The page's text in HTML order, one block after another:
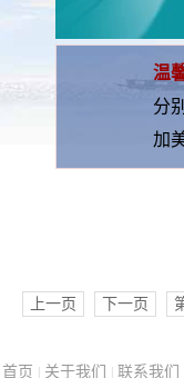
温
分
加
上一页 下一页
首页 关于我们 联系我们